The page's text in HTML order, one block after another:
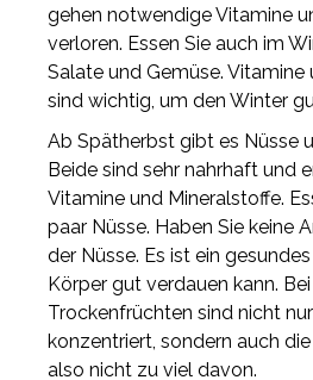
gehen notwendige Vitamine
verloren. Essen Sie auch im
Salate und Gemüse.
sind wichtig, um den Winter
Ab Spätherbst gibt es Nüsse
Beide sind sehr nahrhaft und
Vitamine und Mineralstoffe.
paar Nüsse. Haben Sie keine
der Nüsse. Es ist ein
Körper gut verdauen kann.
Trockenfrüchten sind nicht
konzentriert, sondern auch
also nicht zu viel davon.